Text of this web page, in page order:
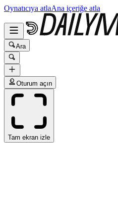
Oynatıcıya atlaAna içeriğe atla
Ara
Oturum açın
Tam ekran izle